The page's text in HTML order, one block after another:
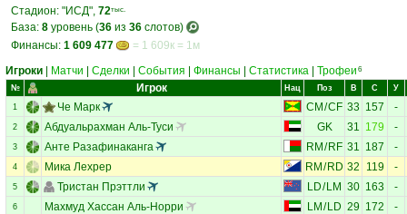
Стадион: "ИСД", 72тыс.
База: 8 уровень (36 из 36 слотов)
Финансы: 1 609 477
= 1 609к = 1м
Игроки
Матчи Сделки События Финансы Статистика Трофеи 6
№ Игрок Нац Поз В С У
1 Че Марк CM /CF 33 157 -
2 Абдуальрахман Аль-Туси GK 31 179 -
3 Анте Разафинаканга RM / RF 31 187 -
4 Мика Лехрер RM / RD 32 119 -
5 Тристан Прэттли LD/ LM 30 163 -
6 Махмуд Хассан Аль-Норри LM / LD 29 172 -